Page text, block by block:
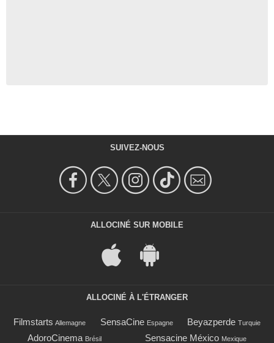
SUIVEZ-NOUS
ALLOCINÉ SUR MOBILE
ALLOCINÉ À L'ÉTRANGER
Filmstarts Allemagne SensaCine Espagne Beyazperde Turquie
AdoroCinema Brésil Sensacine México Mexique